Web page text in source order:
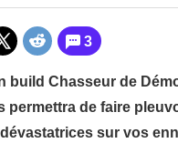
3
build Chasseur de
permettra de faire
sur vos